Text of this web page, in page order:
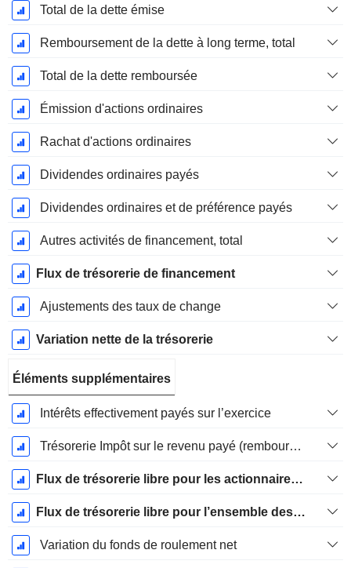
Total de la dette émise
Remboursement de la dette à long terme, total
Total de la dette remboursée
Émission d'actions ordinaires
Rachat d'actions ordinaires
Dividendes ordinaires payés
Dividendes ordinaires et de préférence payés
Autres activités de financement, total
Flux de trésorerie de financement
Ajustements des taux de change
Variation nette de la trésorerie
Éléments supplémentaires
Intérêts effectivement payés sur l’exercice
Trésorerie Impôt sur le revenu payé (remboursement)Impôt effectivement payé (remboursé) sur l’exercice
Flux de trésorerie libre pour les actionnaires FCFE
Flux de trésorerie libre pour l’ensemble des pourvoyeurs de fonds (créanciers et actionnaires) FCFF
Variation du fonds de roulement net